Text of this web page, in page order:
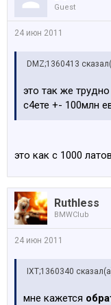
Guest
24 июн 2011
DMZ;1360413
это так же
с4ете +- 100млн
это как с 1000
Ruthless
BMWClub
24 июн 2011
IXT;1360340
мне кажется